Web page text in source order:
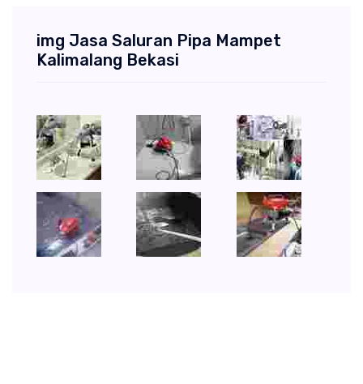
img Jasa Saluran Pipa Mampet
Kalimalang Bekasi